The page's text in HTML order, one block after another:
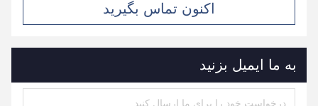
اکنون تماس بگیرید
به ما ایمیل بزنید